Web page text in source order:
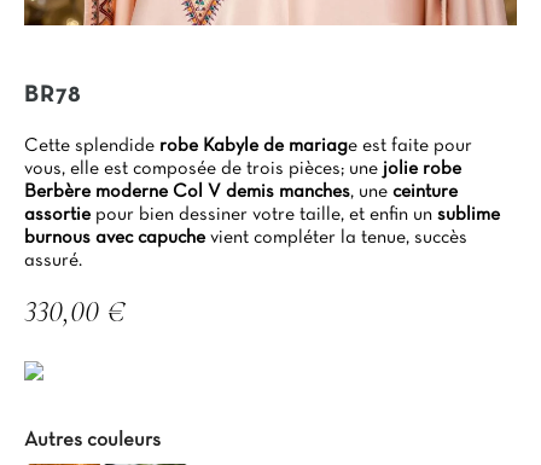
BR78
Cette splendide robe Kabyle de mariage est faite pour
vous, elle est composée de trois pièces; une jolie robe
Berbère moderne Col V demis manches, une ceinture
assortie pour bien dessiner votre taille, et enfin un sublime
burnous avec capuche vient compléter la tenue, succès
assuré.
330,00 €
Autres couleurs